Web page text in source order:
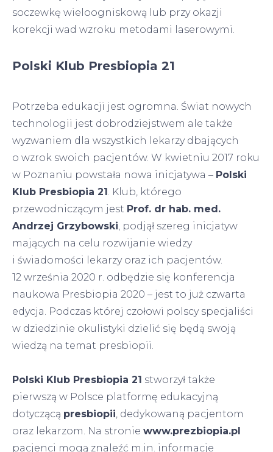
soczewkę wieloogniskową lub przy okazji
korekcji wad wzroku metodami laserowymi.
Polski Klub Presbiopia 21
Potrzeba edukacji jest ogromna. Świat nowych
technologii jest dobrodziejstwem ale także
wyzwaniem dla wszystkich lekarzy dbających
o wzrok swoich pacjentów. W kwietniu 2017 roku
w Poznaniu powstała nowa inicjatywa – Polski
Klub Presbiopia 21. Klub, którego
przewodniczącym jest Prof. dr hab. med.
Andrzej Grzybowski, podjął szereg inicjatyw
mających na celu rozwijanie wiedzy
i świadomości lekarzy oraz ich pacjentów.
12 września 2020 r. odbędzie się konferencja
naukowa Presbiopia 2020 – jest to już czwarta
edycja. Podczas której czołowi polscy specjaliści
w dziedzinie okulistyki dzielić się będą swoją
wiedzą na temat presbiopii.
Polski Klub Presbiopia 21 stworzył także
pierwszą w Polsce platformę edukacyjną
dotyczącą presbiopii, dedykowaną pacjentom
oraz lekarzom. Na stronie www.prezbiopia.pl
pacjenci mogą znaleźć m.in. informacje